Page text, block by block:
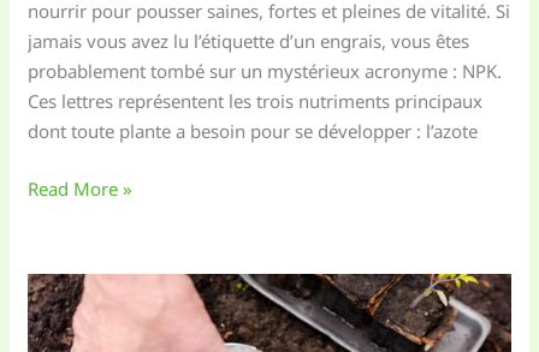
nourrir pour pousser saines, fortes et pleines de vitalité. Si
jamais vous avez lu l’étiquette d’un engrais, vous êtes
probablement tombé sur un mystérieux acronyme : NPK.
Ces lettres représentent les trois nutriments principaux
dont toute plante a besoin pour se développer : l’azote
Qu’est-
le
NPK
et
Read More »